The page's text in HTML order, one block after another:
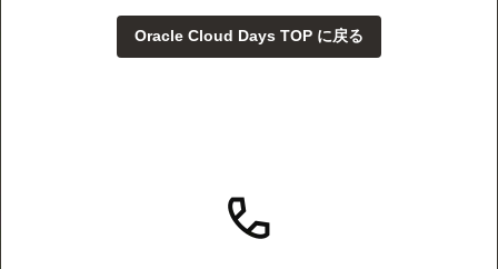
Oracle Cloud Days TOP に戻る